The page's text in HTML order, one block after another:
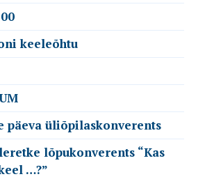
keeleõhtu
päeva üliõpilaskonverents
lõpukonverents “Kas
…?”